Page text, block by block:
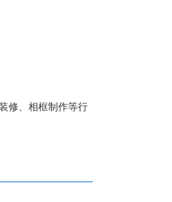
修、相框制作等行